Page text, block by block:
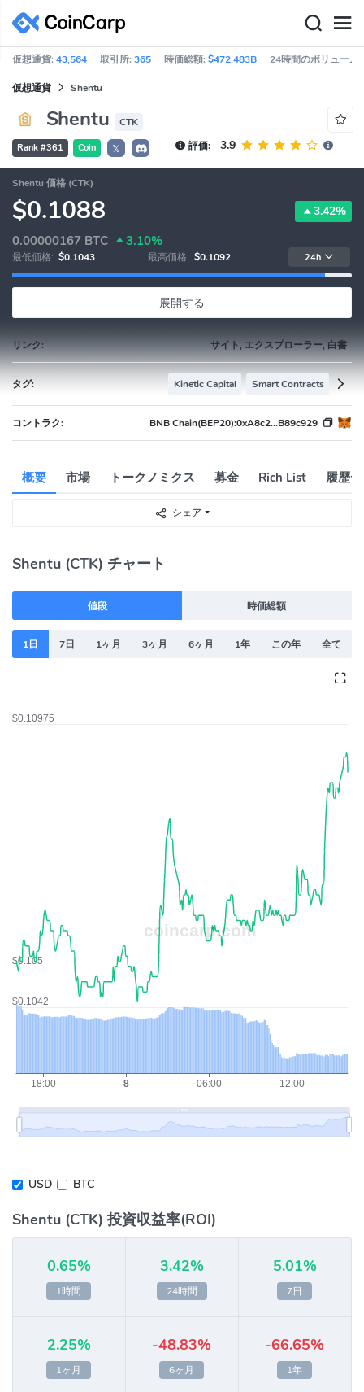
仮想通貨:43,564 取引所:365 時価総額:$472,483B 24時間のボリューム:
仮想通貨 Shentu
Shentu CTK
Rank #361 Coin 𝕏 評価: 3.9
Shentu 価格 (CTK)
$0.1088 3.42%
0.00000167 BTC 3.10%
最低価格: $0.1043 最高価格: $0.1092 24h
展開する
リンク: サイト, エクスプローラー, 白書
タグ: Kinetic Capital Smart Contracts
コントラク: BNB Chain(BEP20):0xA8c2...B89c929
概要 市場 トークノミクス 募金 Rich List 履歴
シェア
Shentu (CTK) チャート
値段 時価総額
1日 7日 1ヶ月 3ヶ月 6ヶ月 1年 この年 全て
USD BTC
Shentu (CTK) 投資収益率(ROI)
0.65%
1時間
3.42%
24時間
5.01%
7日
2.25%
1ヶ月
-48.83%
6ヶ月
-66.65%
1年